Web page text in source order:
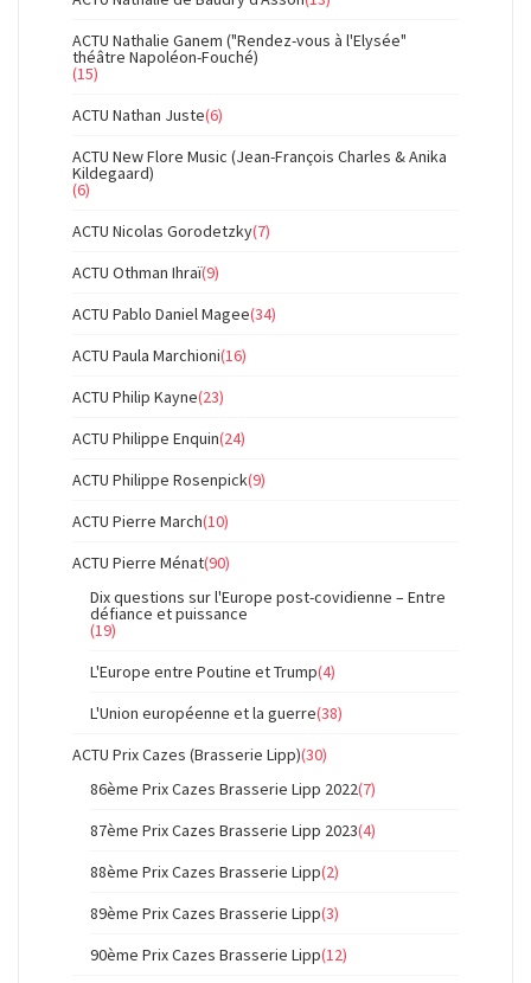
ACTU Nathalie Ganem ("Rendez-vous à l'Elysée"
théâtre Napoléon-Fouché)
(15)
ACTU Nathan Juste(6)
ACTU New Flore Music (Jean-François Charles & Anika
Kildegaard)
(6)
ACTU Nicolas Gorodetzky(7)
ACTU Othman Ihraï(9)
ACTU Pablo Daniel Magee(34)
ACTU Paula Marchioni(16)
ACTU Philip Kayne(23)
ACTU Philippe Enquin(24)
ACTU Philippe Rosenpick(9)
ACTU Pierre March(10)
ACTU Pierre Ménat(90)
Dix questions sur l'Europe post-covidienne – Entre
défiance et puissance
(19)
L'Europe entre Poutine et Trump(4)
L'Union européenne et la guerre(38)
ACTU Prix Cazes (Brasserie Lipp)(30)
86ème Prix Cazes Brasserie Lipp 2022(7)
87ème Prix Cazes Brasserie Lipp 2023(4)
88ème Prix Cazes Brasserie Lipp(2)
89ème Prix Cazes Brasserie Lipp(3)
90ème Prix Cazes Brasserie Lipp(12)